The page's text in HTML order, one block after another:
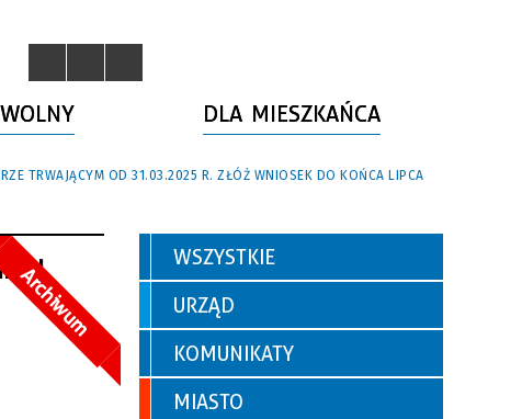
DLA MIESZKAŃCA
TRWAJĄCYM OD 31.03.2025 R. ZŁÓŻ WNIOSEK DO KOŃCA LIPCA
od
Archiwum
WSZYSTKIE
URZĄD
KOMUNIKATY
MIASTO